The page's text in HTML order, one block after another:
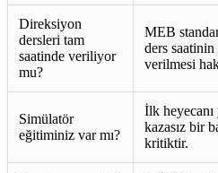
Direksiyon
dersleri tam
saatinde veriliyor
mu?
MEB
ders
verilmesi
Simülatör
eğitiminiz var mı?
İlk
kazasız bir
kritiktir.